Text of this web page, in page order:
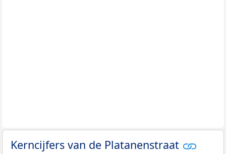
Kerncijfers van de Platanenstraat